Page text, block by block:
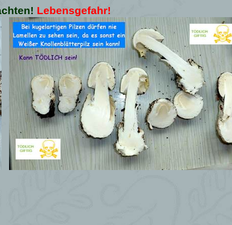
Lebensgefahr!